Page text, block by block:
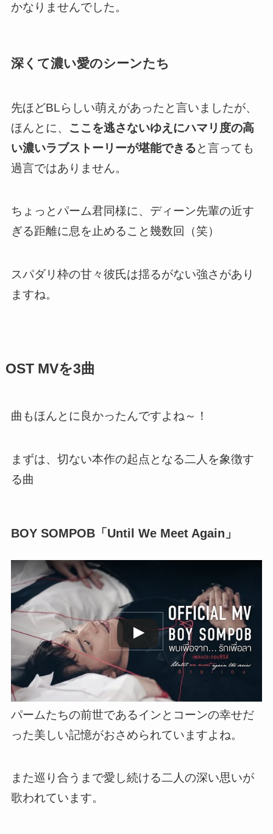
かなりませんでした。
深くて濃い愛のシーンたち
先ほどBLらしい萌えがあった と言いましたが、
ほんとに、 ここを逃さないゆえにハマリ度の高
い濃いラブストーリーが堪能できると言っても
過言ではありません。
ちょっとパーム君同様に、ディーン先輩の近す
ぎる距離に息を止めること幾数回（笑）
スパダリ枠の甘々彼氏は揺るがない強さがあり
ますね。
OST MVを3曲
曲もほんとに良かったんですよね～！
まずは、切ない本作の起点となる二人を象徴す
る曲
BOY SOMPOB「Until We Meet Again」
この動画を YouTube で視聴
パームたちの前世であるインとコーンの幸せだ
った美しい記憶がおさめられていますよね。
また巡り合うまで愛し続ける二人の深い思いが
歌われています。